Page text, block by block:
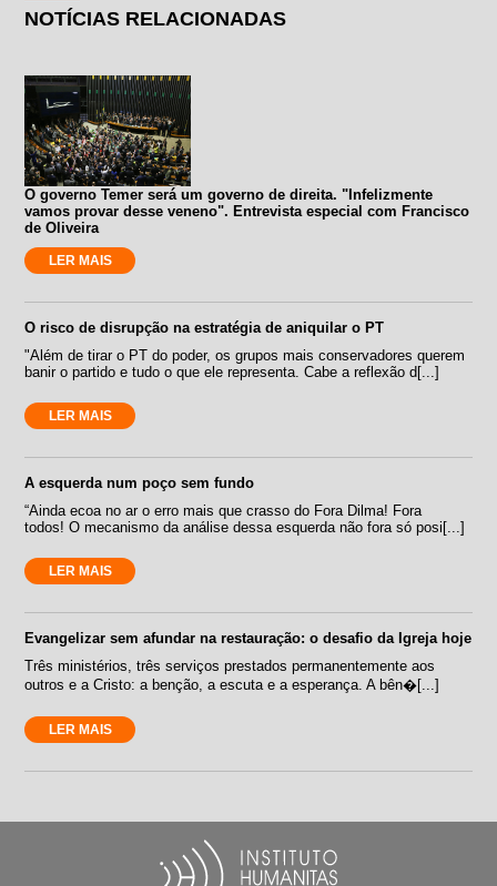
NOTÍCIAS RELACIONADAS
O governo Temer será um governo de direita. "Infelizmente
vamos provar desse veneno". Entrevista especial com Francisco
de Oliveira
LER MAIS
O risco de disrupção na estratégia de aniquilar o PT
"Além de tirar o PT do poder, os grupos mais conservadores querem
banir o partido e tudo o que ele representa. Cabe a reflexão d[...]
LER MAIS
A esquerda num poço sem fundo
“Ainda ecoa no ar o erro mais que crasso do Fora Dilma! Fora
todos! O mecanismo da análise dessa esquerda não fora só posi[...]
LER MAIS
Evangelizar sem afundar na restauração: o desafio da Igreja hoje
Três ministérios, três serviços prestados permanentemente aos
outros e a Cristo: a benção, a escuta e a esperança. A bên�[...]
LER MAIS